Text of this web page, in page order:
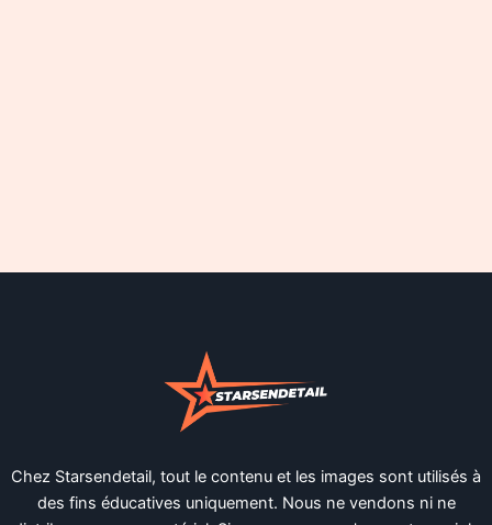
Chez Starsendetail, tout le contenu et les images sont utilisés à
des fins éducatives uniquement. Nous ne vendons ni ne